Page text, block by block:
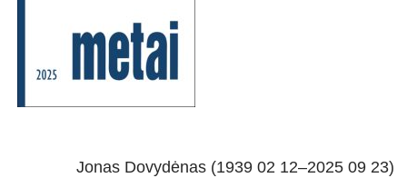
Jonas Dovydėnas (1939 02 12–2025 09 23)